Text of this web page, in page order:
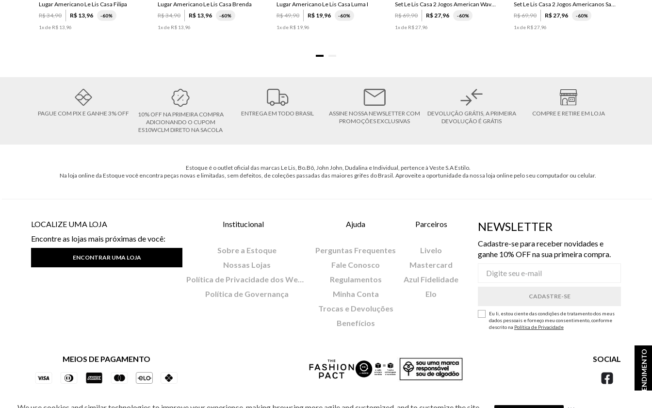
ATENDIMENTO
Lugar Americano Le Lis Casa Filipa
R$34,90 R$ 13,96 -60%
1x de R$ 13 96
Lugar Americano Le Lis Casa Brenda
R$34,90 R$ 13,96 -60%
1x de R$ 13 96
Lugar Americano Le Lis Casa Luma I
R$49,90 R$ 19,96 -60%
1x de R$ 19, 96
Set Le Lis Casa 2 Jogos American Wave Green
R$69,90 R$27,96 -60%
1x de R$27 96
Set Le Lis Casa 2 Jogos Americanos Saruê II
R$69,90 R$27,96 -60%
1x de R$27 96
PAGUE COM PIX E GANHE 3% OFF
10% OFF NA PRIMEIRA COMPRA
ADICIONANDO O CUPOM
ES10WCLM DIRETO NA SACOLA
ENTREGA EM TODO BRASIL
ASSINE NOSSA NEWSLETTER COM
PROMOÇÕES EXCLUSIVAS
DEVOLUÇÃO GRÁTIS, A PRIMEIRA
DEVOLUÇÃO É GRÁTIS
COMPRE E RETIRE EM LOJA
Estoque é o outlet oficial das marcas Le Lis, Bo.Bô, John John, Dudalina e Individual, pertence à Veste S.A Estilo.
Na loja online da Estoque você encontra peças novas e limitadas, sem defeitos, de coleções passadas das maiores grifes do Brasil. Aproveite a oportunidade da nossa loja online pelo seu computador ou celular.
LOCALIZE UMA LOJA
Encontre as lojas mais próximas de você:
ENCONTRAR UMA LOJA
Institucional
Sobre a Estoque
Nossas Lojas
Política de Privacidade dos Websites
Política de Governança
Ajuda
Perguntas Frequentes
Fale Conosco
Regulamentos
Minha Conta
Trocas e Devoluções
Benefícios
Parceiros
Livelo
Mastercard
Azul Fidelidade
Elo
NEWSLETTER
Cadastre-se para receber novidades e
ganhe 10% OFF na sua primeira compra.
Eu li, estou ciente das condições de tratamento dos meus
dados pessoais e forneço meu consentimento, conforme
descrito na Política de Privacidade
MEIOS DE PAGAMENTO SOCIAL